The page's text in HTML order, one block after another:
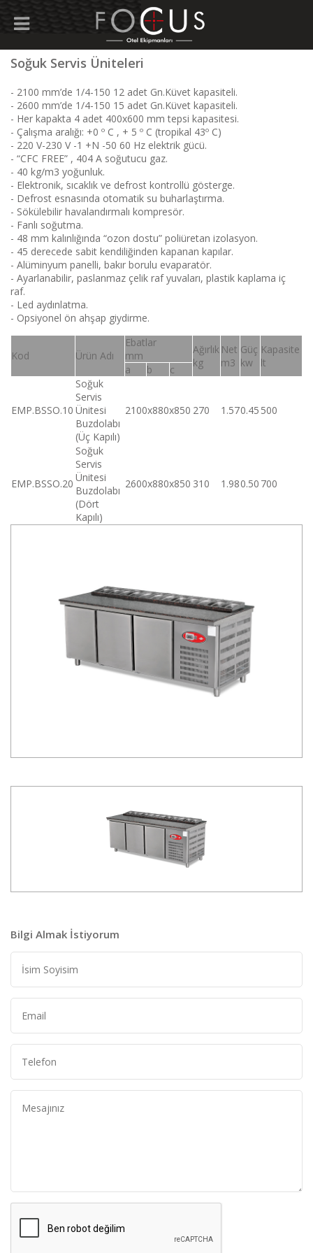
Soğuk Servis Üniteleri
- 2100 mm’de 1/4-150 12 adet Gn.Küvet kapasiteli.
- 2600 mm’de 1/4-150 15 adet Gn.Küvet kapasiteli.
- Her kapakta 4 adet 400x600 mm tepsi kapasitesi.
- Çalışma aralığı: +0 º C , + 5 º C (tropikal 43º C)
- 220 V-230 V -1 +N -50 60 Hz elektrik gücü.
- “CFC FREE” , 404 A soğutucu gaz.
- 40 kg/m3 yoğunluk.
- Elektronik, sıcaklık ve defrost kontrollü gösterge.
- Defrost esnasında otomatik su buharlaştırma.
- Sökülebilir havalandırmalı kompresör.
- Fanlı soğutma.
- 48 mm kalınlığında “ozon dostu” poliüretan izolasyon.
- 45 derecede sabit kendiliğinden kapanan kapılar.
- Alüminyum panelli, bakır borulu evaparatör.
- Ayarlanabilir, paslanmaz çelik raf yuvaları, plastik kaplama iç
raf.
- Led aydınlatma.
- Opsiyonel ön ahşap giydirme.
Kod Ürün Adı
Ebatlar
mm
Ağırlık
kg
Net
m3
Güç
kw
Kapasite
lt
a b c
EMP.BSSO.10
Soğuk
Servis
Ünitesi
Buzdolabı
(Üç Kapılı)
2100x880x850 270 1.570.45 500
EMP.BSSO.20
Soğuk
Servis
Ünitesi
Buzdolabı
(Dört
Kapılı)
2600x880x850 310 1.980.50 700
Bilgi Almak İstiyorum